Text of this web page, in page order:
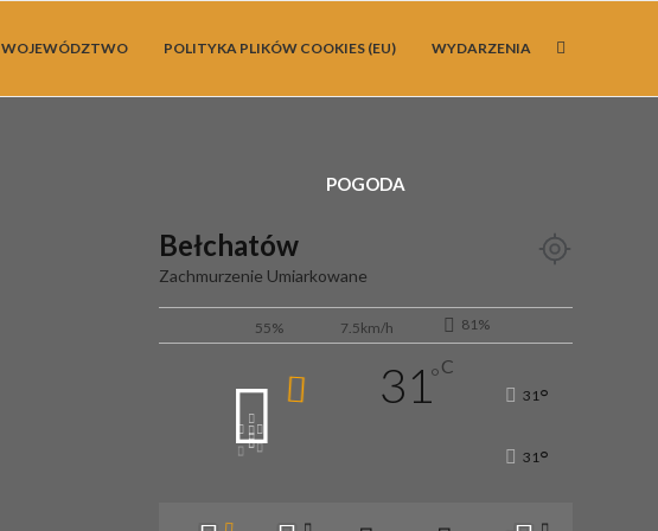
WOJEWÓDZTWO POLITYKA PLIKÓW COOKIES (EU) WYDARZENIA
POGODA
Bełchatów
Zachmurzenie Umiarkowane
55% 7.5km/h 81%
31°C
31°
31°